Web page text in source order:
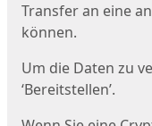
Transfer an eine
können.
Um die Daten zu
‘Bereitstellen’.